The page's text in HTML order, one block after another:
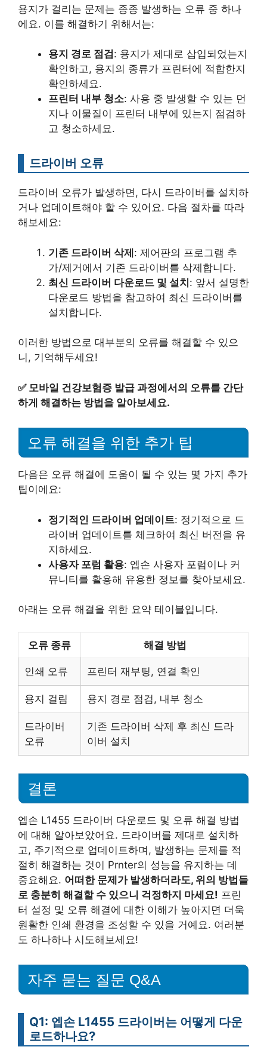
용지가 걸리는 문제는 종종 발생하는 오류 중 하나
에요. 이를 해결하기 위해서는:
용지 경로 점검 : 용지가 제대로 삽입되었는지
확인하고, 용지의 종류가 프린터에 적합한지
확인하세요.
프린터 내부 청소: 사용 중 발생할 수 있는 먼
지나 이물질이 프린터 내부에 있는지 점검하
고 청소하세요.
드라이버 오류
드라이버 오류가 발생하면, 다시 드라이버를 설치하
거나 업데이트해야 할 수 있어요. 다음 절차를 따라
해보세요:
기존 드라이버 삭제: 제어판의 프로그램 추
가/제거에서 기존 드라이버를 삭제합니다.
최신 드라이버 다운로드 및 설치: 앞서 설명한
다운로드 방법을 참고하여 최신 드라이버를
설치합니다.
이러한 방법으로 대부분의 오류를 해결할 수 있으
니, 기억해두세요!
✅ 모바일 건강보험증 발급 과정에서의 오류를 간단
하게 해결하는 방법을 알아보세요.
오류 해결을 위한 추가 팁
다음은 오류 해결에 도움이 될 수 있는 몇 가지 추가
팁이에요:
정기적인 드라이버 업데이트: 정기적으로 드
라이버 업데이트를 체크하여 최신 버전을 유
지하세요.
사용자 포럼 활용: 엡손 사용자 포럼이나 커
뮤니티를 활용해 유용한 정보를 찾아보세요.
아래는 오류 해결을 위한 요약 테이블입니다.
오류 종류 해결 방법
인쇄 오류 프린터 재부팅, 연결 확인
용지 걸림 용지 경로 점검, 내부 청소
드라이버
오류
기존 드라이버 삭제 후 최신 드라
이버 설치
결론
엡손 L1455 드라이버 다운로드 및 오류 해결 방법
에 대해 알아보았어요. 드라이버를 제대로 설치하
고, 주기적으로 업데이트하며, 발생하는 문제를 적
절히 해결하는 것이 Prnter의 성능을 유지하는 데
중요해요. 어떠한 문제가 발생하더라도, 위의 방법들
로 충분히 해결할 수 있으니 걱정하지 마세요! 프린
터 설정 및 오류 해결에 대한 이해가 높아지면 더욱
원활한 인쇄 환경을 조성할 수 있을 거예요. 여러분
도 하나하나 시도해보세요!
자주 묻는 질문 Q&A
Q1: 엡손 L1455 드라이버는 어떻게 다운
로드하나요?